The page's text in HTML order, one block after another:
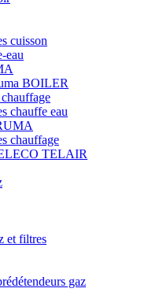
cuisson
eau
BOILER
chauffe eau
chauffage
TELAIR
et filtres
gaz